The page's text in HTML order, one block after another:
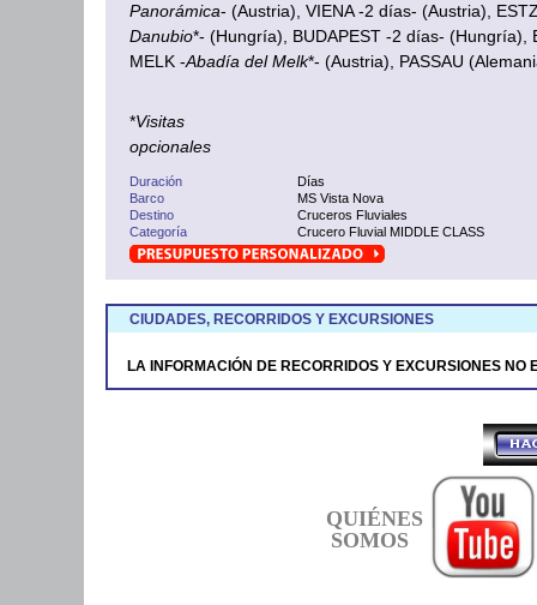
Panorámica- (Austria), VIENA -2 días- (Austria),
Danubio*- (Hungría), BUDAPEST -2 días- (Hungría),
MELK -Abadía del Melk*- (Austria), PASSAU
*Visitas
opcionales
Duración
Días
Barco
MS Vista Nova
Destino
Cruceros Fluviales
Categoría
Crucero Fluvial MIDDLE CLASS
CIUDADES, RECORRIDOS Y EXCURSIONES
LA INFORMACIÓN DE RECORRIDOS Y EXCURSIONES NO
QUIÉNES
SOMOS